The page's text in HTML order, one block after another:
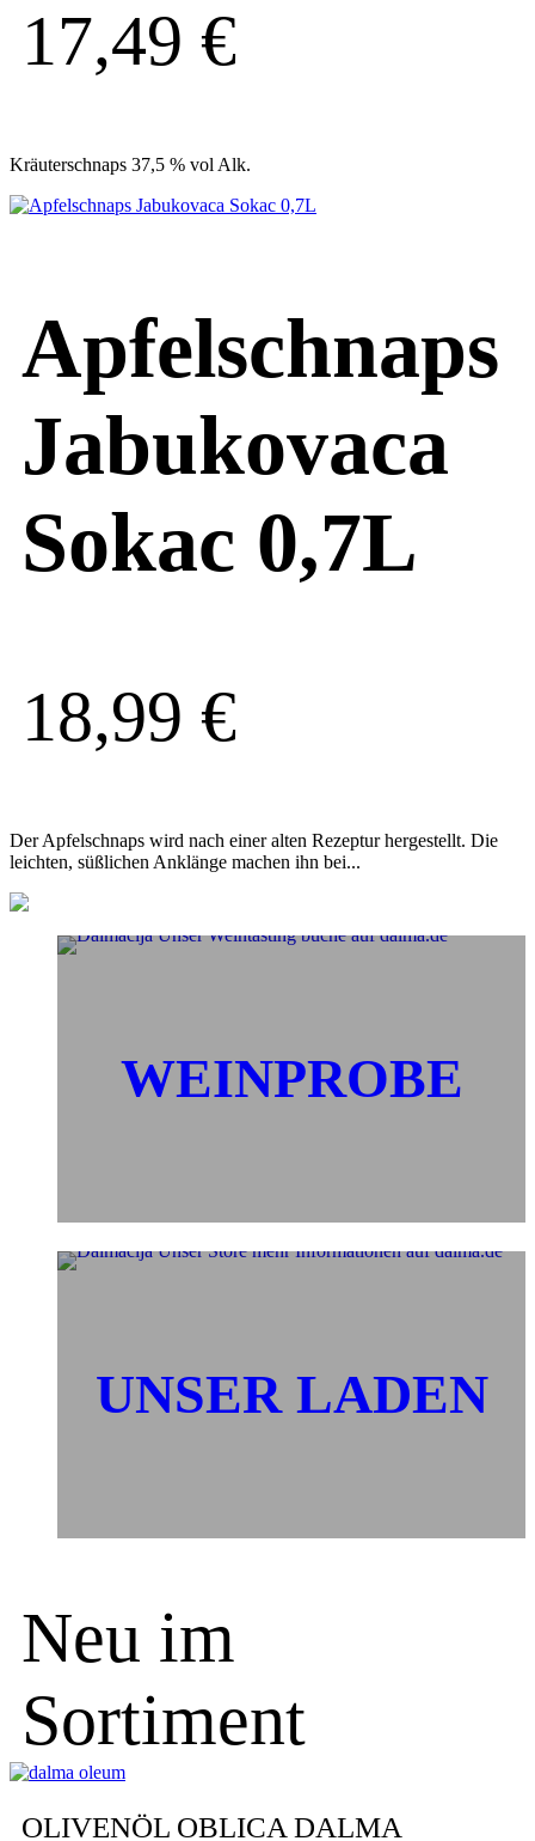
17,49 €
Kräuterschnaps 37,5 % vol Alk.
Apfelschnaps
Jabukovaca
Sokac 0,7L
18,99 €
Der Apfelschnaps wird nach einer alten Rezeptur hergestellt. Die
leichten, süßlichen Anklänge machen ihn bei...
WEINPROBE
UNSER LADEN
Neu im
Sortiment
OLIVENÖL OBLICA DALMA